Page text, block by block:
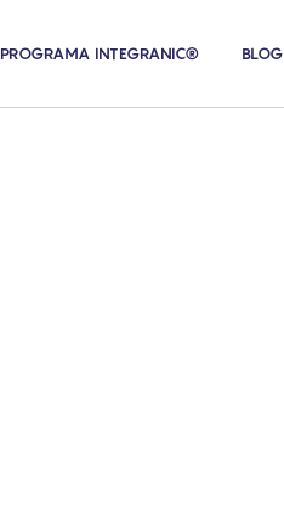
PROGRAMA INTEGRANIC® BLOG